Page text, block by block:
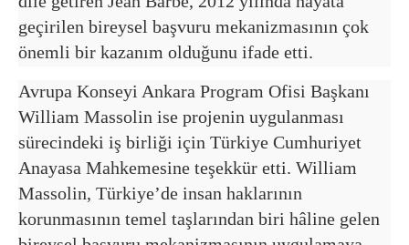
geçirilen bireysel başvuru mekanizmasının çok
önemli bir kazanım olduğunu ifade etti.
Avrupa Konseyi Ankara Program Ofisi Başkanı
William Massolin ise projenin uygulanması
sürecindeki iş birliği için Türkiye Cumhuriyet
Anayasa Mahkemesine teşekkür etti. William
Massolin, Türkiye’de insan haklarının
korunmasının temel taşlarından biri hâline gelen